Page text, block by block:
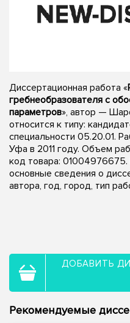
Диссертационная работа «
гребнеобразователя с
параметров», автор —
относится к типу:
специальности 05.20.01.
Уфа в 2011 году. Объем
код товара:
основные сведения о
автора, год, город, тип
ДОБАВИТЬ
Рекомендуемые